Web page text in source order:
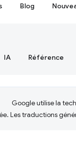
Blog
IA Référence
Google utilise la
Les traductions